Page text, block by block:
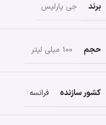
برند
جی پارلیس
حجم 100 میلی لیتر
کشور سازنده فرانسه